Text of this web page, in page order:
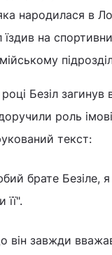
народилася в
їздив на
Безіл
роль
текст:
брате Безіле,
її".
завжди